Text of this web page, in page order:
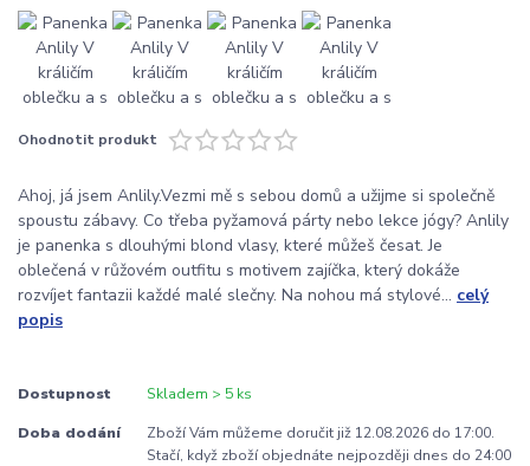
Ohodnotit produkt
Ahoj, já jsem Anlily.Vezmi mě s sebou domů a užijme si společně
spoustu zábavy. Co třeba pyžamová párty nebo lekce jógy? Anlily
je panenka s dlouhými blond vlasy, které můžeš česat. Je
oblečená v růžovém outfitu s motivem zajíčka, který dokáže
rozvíjet fantazii každé malé slečny. Na nohou má stylové... celý
popis
Dostupnost Skladem > 5 ks
Doba dodání
Zboží Vám můžeme doručit již 12.08.2026 do 17:00.
Stačí, když zboží objednáte nejpozději dnes do 24:00